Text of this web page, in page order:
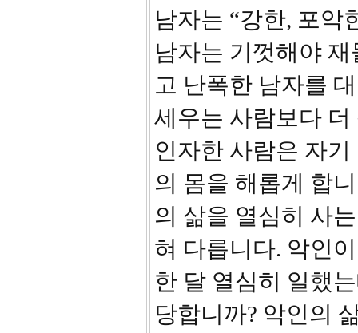
남자는 “강한, 포악
남자는 기껏해야
고 난폭한 남자를
세우는 사람보다
인자한 사람은 자
의 몸을 해롭게 합
의 삶을 열심히 사
혀 다릅니다. 악인
한 달 열심히 일했
당합니까? 악인의